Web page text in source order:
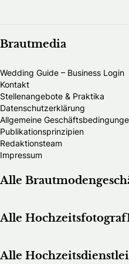
Brautmedia
Wedding Guide – Business Login
Kontakt
Stellenangebote & Praktika
Datenschutzerklärung
Allgemeine
Publikationsprinzipien
Redaktionsteam
Impressum
Alle
Alle
Alle